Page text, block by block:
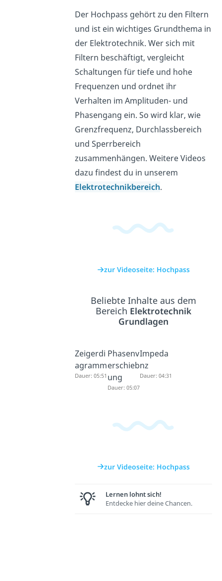
Der Hochpass gehört zu den Filtern
und ist ein wichtiges Grundthema in
der Elektrotechnik. Wer sich mit
Filtern beschäftigt, vergleicht
Schaltungen für tiefe und hohe
Frequenzen und ordnet ihr
Verhalten im Amplituden- und
Phasengang ein. So wird klar, wie
Grenzfrequenz, Durchlassbereich
und Sperrbereich
zusammenhängen. Weitere Videos
dazu findest du in unserem
Elektrotechnikbereich.
zur Videoseite: Hochpass
Beliebte Inhalte aus dem
Bereich Elektrotechnik
Grundlagen
Zeigerdi
agramm
Dauer: 05:51
Phasenv
erschieb
ung
Dauer: 05:07
Impeda
nz
Dauer: 04:31
zur Videoseite: Hochpass
Lernen lohnt sich!
Entdecke hier deine Chancen.